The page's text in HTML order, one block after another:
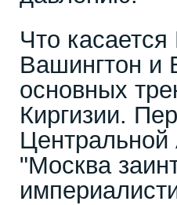
Что
Вашингтон и
основных
Киргизии.
Центральной
"Москва